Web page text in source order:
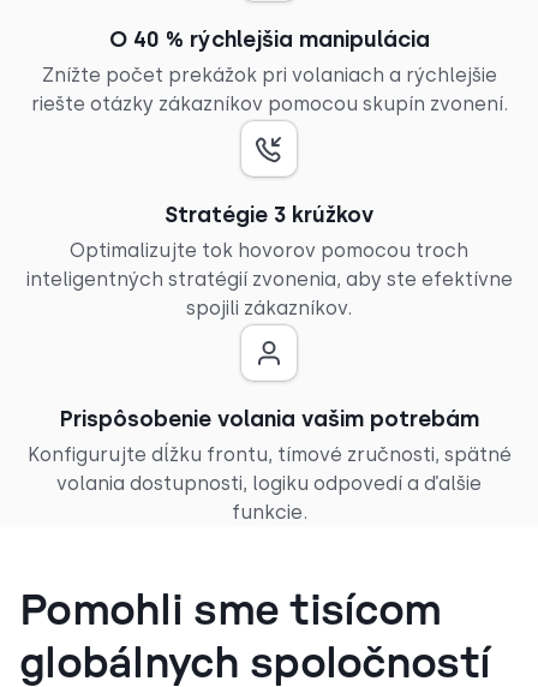
O 40 % rýchlejšia manipulácia
Znížte počet prekážok pri volaniach a rýchlejšie
riešte otázky zákazníkov pomocou skupín zvonení.
Stratégie 3 krúžkov
Optimalizujte tok hovorov pomocou troch
inteligentných stratégií zvonenia, aby ste efektívne
spojili zákazníkov.
Prispôsobenie volania vašim potrebám
Konfigurujte dĺžku frontu, tímové zručnosti, spätné
volania dostupnosti, logiku odpovedí a ďalšie
funkcie.
Pomohli sme tisícom
globálnych spoločností